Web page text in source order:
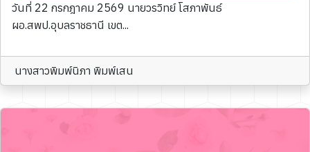
วันที่ 22 กรกฎาคม 2569 นายวรวิทย์ โสภาพันธ์
ผอ.สพป.อุบลราชธานี เขต...
นางสาวพิมพ์นิภา พิมพ์เสน